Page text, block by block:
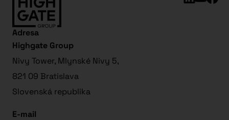
Adresa
Highgate Group
Nivy Tower, Mlynské Nivy 5,
821 09 Bratislava
Slovenská republika
E-mail